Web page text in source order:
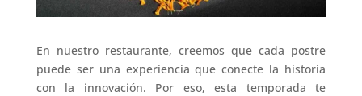
En nuestro restaurante, creemos que cada postre
puede ser una experiencia que conecte la historia
con la innovación. Por eso, esta temporada te